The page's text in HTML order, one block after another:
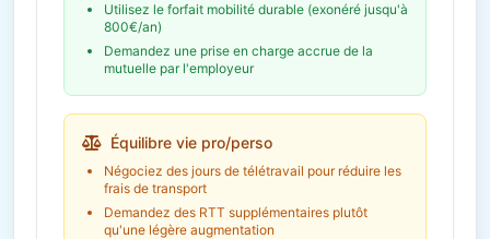
Utilisez le forfait mobilité durable (exonéré jusqu'à
800€/an)
Demandez une prise en charge accrue de la
mutuelle par l'employeur
Équilibre vie pro/perso
Négociez des jours de télétravail pour réduire les
frais de transport
Demandez des RTT supplémentaires plutôt
qu'une légère augmentation